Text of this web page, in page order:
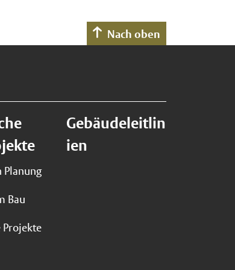
Nach oben
Planung
Bau
Projekte
Gebäudeleitlin
ien